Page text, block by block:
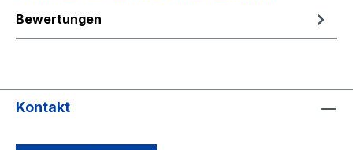
Bewertungen
Kontakt